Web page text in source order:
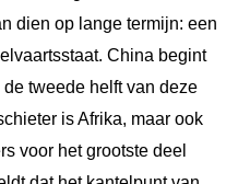
dien op lange termijn: een
China begint
tweede helft van deze
is Afrika, maar ook
voor het grootste deel